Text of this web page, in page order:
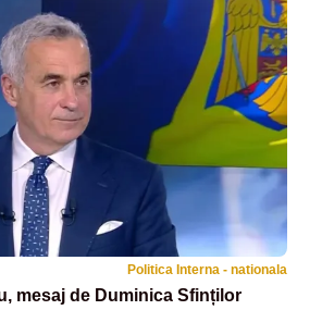
Politica Interna - nationala
mesaj de Duminica Sfinților